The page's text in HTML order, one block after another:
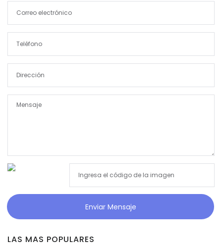
Enviar Mensaje
LAS MAS POPULARES